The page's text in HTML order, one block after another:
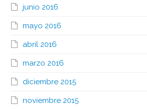
junio 2016
mayo 2016
abril 2016
marzo 2016
diciembre 2015
noviembre 2015